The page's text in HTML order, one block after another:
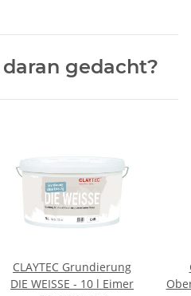
gedacht?
CLAYTEC Grundierung
DIE WEISSE - 10 l Eimer